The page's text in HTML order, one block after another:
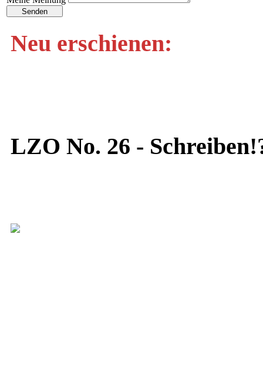
Neu erschienen:
LZO No. 26 -